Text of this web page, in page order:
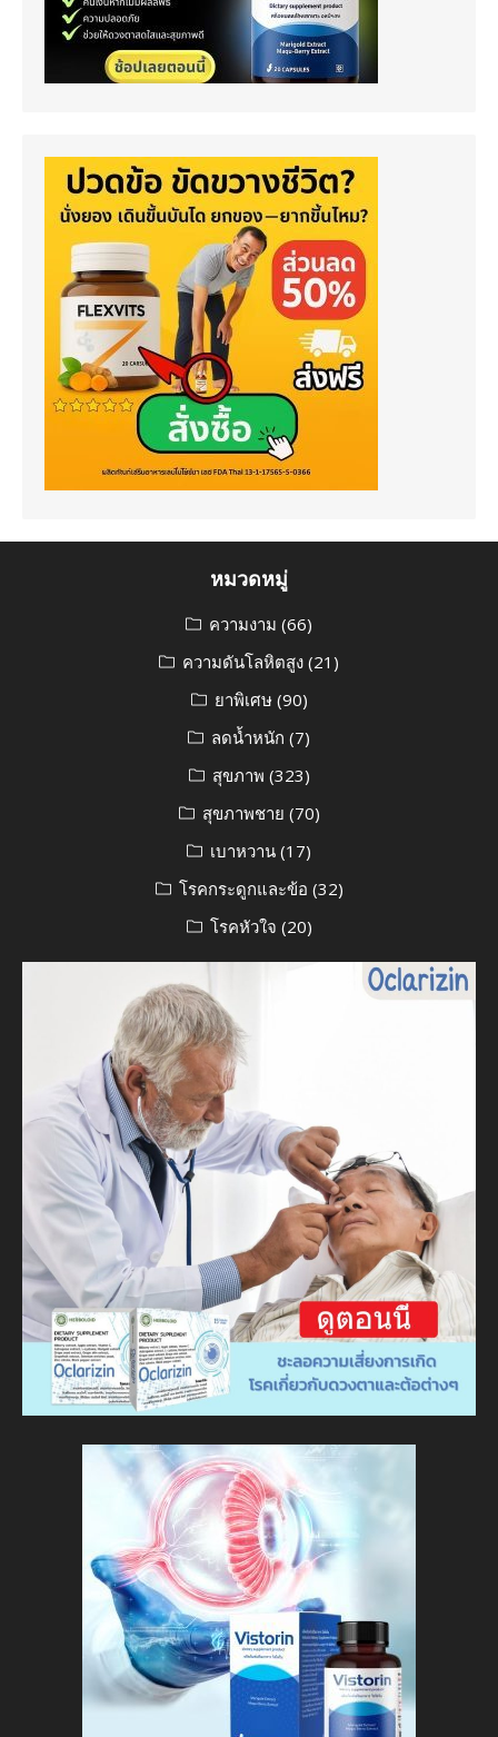
หมวดหมู่
ความงาม (66)
ความดันโลหิตสูง (21)
ยาพิเศษ(90)
ลดน้ำหนัก (7)
สุขภาพ (323)
สุขภาพชาย (70)
เบาหวาน (17)
โรคกระดูกและข้อ (32)
โรคหัวใจ (20)